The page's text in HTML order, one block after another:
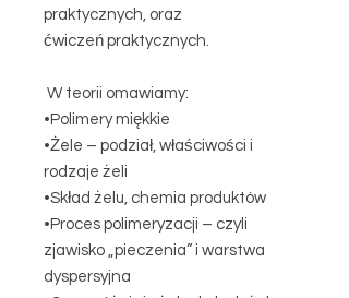
praktycznych, oraz
ćwiczeń praktycznych.
W teorii omawiamy:
•Polimery miękkie
•Żele – podział, właściwości i
rodzaje żeli
•Skład żelu, chemia produktów
•Proces polimeryzacji – czyli
zjawisko „pieczenia” i warstwa
dyspersyjna